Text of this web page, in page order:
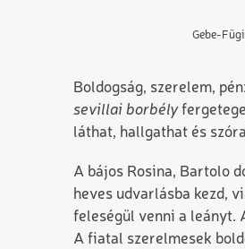
Gebe-
Boldogság, szerelem,
sevillai borbély
láthat, hallgathat és
A bájos Rosina, Bartolo
heves udvarlásba kezd,
feleségül venni a leányt.
A fiatal szerelmesek